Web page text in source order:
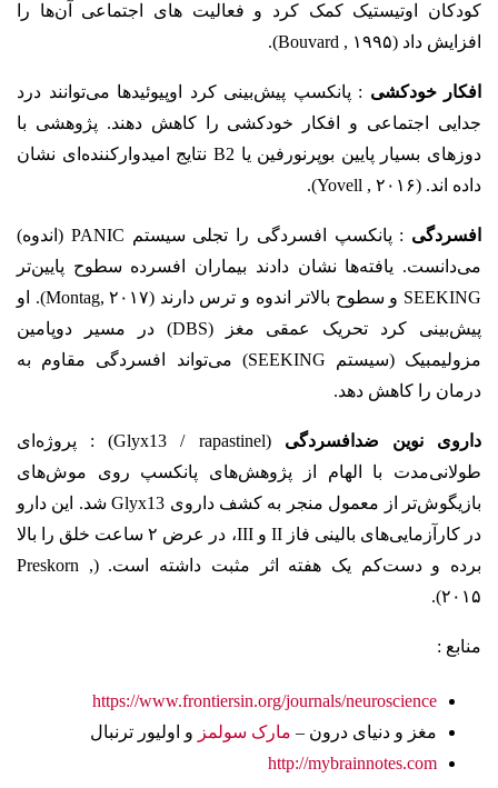
کودکان اوتیستیک کمک کرد و فعالیت های اجتماعی آن‌ها را
افزایش داد (Bouvard , ۱۹۹۵).
افکار خودکشی : پانکسپ پیش‌بینی کرد اوپیوئیدها می‌توانند درد
جدایی اجتماعی و افکار خودکشی را کاهش دهند. پژوهشی با
دوزهای بسیار پایین بوپرنورفین یا B2 نتایج امیدوارکننده‌ای نشان
داده اند. (Yovell , ۲۰۱۶).
افسردگی
: پانکسپ افسردگی را تجلی سیستم PANIC (اندوه)
می‌دانست. یافته‌ها نشان دادند بیماران افسرده سطوح پایین‌تر
SEEKING و سطوح بالاتر اندوه و ترس دارند (Montag, ۲۰۱۷). او
پیش‌بینی کرد تحریک عمقی مغز (DBS) در مسیر دوپامین
مزولیمبیک (سیستم SEEKING) می‌تواند افسردگی مقاوم به
درمان را کاهش دهد.
داروی نوین ضدافسردگی
(Glyx13 / rapastinel) : پروژه‌ای
طولانی‌مدت با الهام از پژوهش‌های پانکسپ روی موش‌های
بازیگوش‌تر از معمول منجر به کشف داروی Glyx13 شد. این دارو
در کارآزمایی‌های بالینی فاز II و III، در عرض ۲ ساعت خلق را بالا
برده و دست‌کم یک هفته اثر مثبت داشته است. (Preskorn ,
۲۰۱۵).
منابع :
https://www.frontiersin.org/journals/neuroscience
مغز و دنیای درون – مارک سولمز و اولیور ترنبال
http://mybrainnotes.com